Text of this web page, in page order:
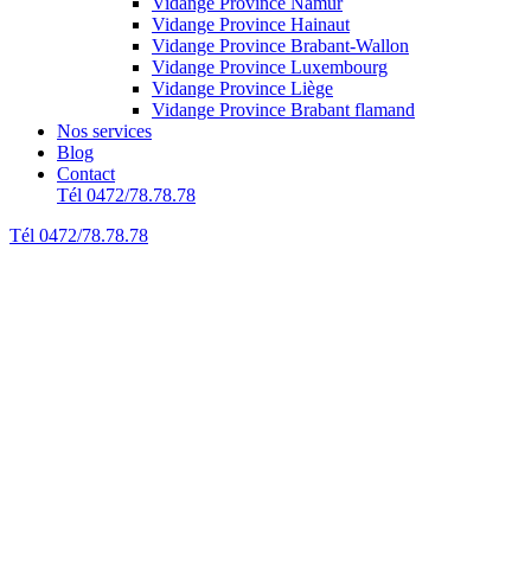
Vidange Province Hainaut
Vidange Province Brabant-Wallon
Vidange Province Luxembourg
Vidange Province Liège
Vidange Province Brabant flamand
Nos services
Blog
Contact
Tél 0472/78.78.78
Tél 0472/78.78.78